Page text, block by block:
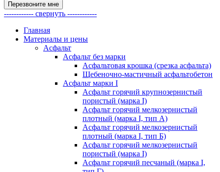
Перезвоните мне
------------ свернуть ------------
Главная
Материалы и цены
Асфальт
Асфальт без марки
Асфальтовая крошка (срезка асфальта)
Щебеночно-мастичный асфальтобетон
Асфальт марки I
Асфальт горячий крупнозернистый
пористый (марка I)
Асфальт горячий мелкозернистый
плотный (марка I, тип А)
Асфальт горячий мелкозернистый
плотный (марка I, тип Б)
Асфальт горячий мелкозернистый
пористый (марка I)
Асфальт горячий песчаный (марка I,